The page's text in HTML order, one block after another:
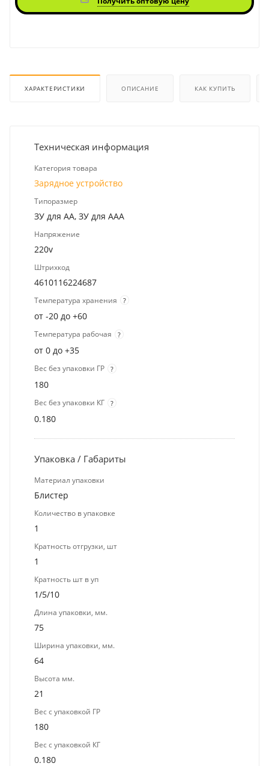
ХАРАКТЕРИСТИКИ ОПИСАНИЕ КАК КУПИТЬ
Техническая информация
Категория товара
Зарядное устройство
Типоразмер
ЗУ для AA, ЗУ для AAA
Напряжение
220v
Штрихкод
4610116224687
Температура хранения ?
от -20 до +60
Температура рабочая ?
от 0 до +35
Вес без упаковки ГР ?
180
Вес без упаковки КГ ?
0.180
Упаковка / Габариты
Материал упаковки
Блистер
Количество в упаковке
1
Кратность отгрузки, шт
1
Кратность шт в уп
1/5/10
Длина упаковки, мм.
75
Ширина упаковки, мм.
64
Высота мм.
21
Вес с упаковкой ГР
180
Вес с упаковкой КГ
0.180